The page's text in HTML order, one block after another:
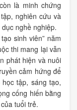
là minh chứng
nghiên cứu và
nghề nghiệp.
sinh viên” năm
thi mang lại vẫn
phát hiện và nuôi
cảm hứng để
tập, sáng tạo,
cống hiến bằng
tuổi trẻ.